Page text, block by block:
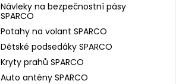
Návleky na bezpečnostní pásy
SPARCO
Potahy na volant SPARCO
Dětské podsedáky SPARCO
Kryty prahů SPARCO
Auto antény SPARCO